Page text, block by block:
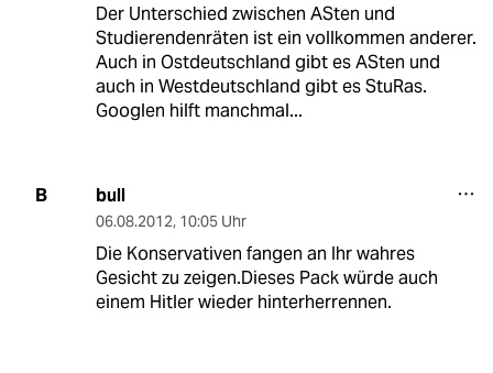
Der Unterschied zwischen ASten und
Studierendenräten ist ein vollkommen anderer.
Auch in Ostdeutschland gibt es ASten und
auch in Westdeutschland gibt es StuRas.
Googlen hilft manchmal...
B bull
06.08.2012, 10:05 Uhr
Die Konservativen fangen an Ihr wahres
Gesicht zu zeigen.Dieses Pack würde auch
einem Hitler wieder hinterherrennen.